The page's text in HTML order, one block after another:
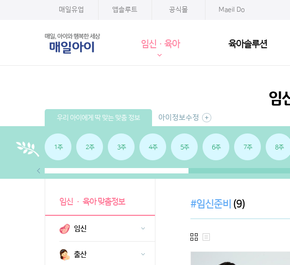
매일유업 앱솔루트 공식몰 Maeil Do
임신·육아 육아솔루션
우리 아이에게 딱 맞는 맞춤 정보 아이정보수정
1주 2주 3주 4주 5주 6주 7주 8주
임신 · 육아 맞춤정보
임신
출산
#임신준비 (9)